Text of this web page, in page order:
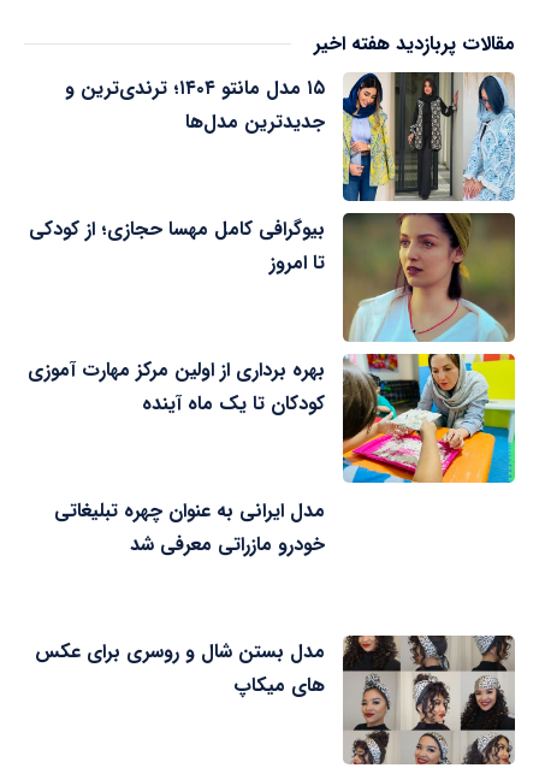
مقالات پربازدید هفته اخیر
۱۵ مدل مانتو ۱۴۰۴؛ ترندی‌ترین و
جدیدترین مدل‌ها
بیوگرافی کامل مهسا حجازی؛ از کودکی
تا امروز
بهره برداری از اولین مرکز مهارت آموزی
کودکان تا یک ماه آینده
مدل ایرانی به عنوان چهره تبلیغاتی
خودرو مازراتی معرفی شد
مدل بستن شال و روسری برای عکس
های میکاپ